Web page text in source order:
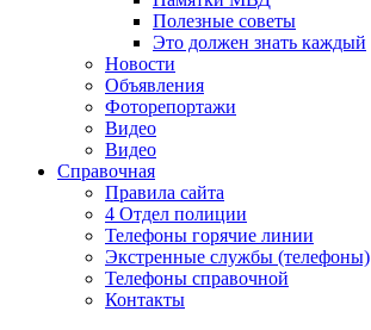
Полезные советы
Это должен знать каждый
Новости
Объявления
Фоторепортажи
Видео
Видео
Справочная
Правила сайта
4 Отдел полиции
Телефоны горячие линии
Экстренные службы (телефоны)
Телефоны справочной
Контакты